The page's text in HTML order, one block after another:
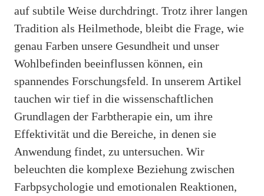
auf subtile Weise durchdringt. Trotz ihrer langen
Tradition als Heilmethode, bleibt die Frage, wie
genau Farben unsere Gesundheit und unser
Wohlbefinden beeinflussen können, ein
spannendes Forschungsfeld. In unserem Artikel
tauchen wir tief in die wissenschaftlichen
Grundlagen der Farbtherapie ein, um ihre
Effektivität und die Bereiche, in denen sie
Anwendung findet, zu untersuchen. Wir
beleuchten die komplexe Beziehung zwischen
Farbpsychologie und emotionalen Reaktionen,